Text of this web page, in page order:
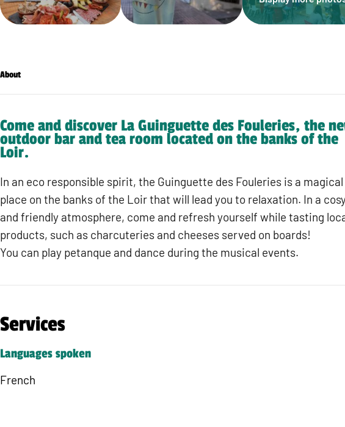
About
Come and discover La Guinguette des Fouleries, the
outdoor bar and tea room located on the banks of the
Loir.
In an eco responsible spirit, the Guinguette des Fouleries is a magical
place on the banks of the Loir that will lead you to relaxation. In a
and friendly atmosphere, come and refresh yourself while tasting
products, such as charcuteries and cheeses served on boards!
You can play petanque and dance during the musical events.
Services
Languages spoken
French